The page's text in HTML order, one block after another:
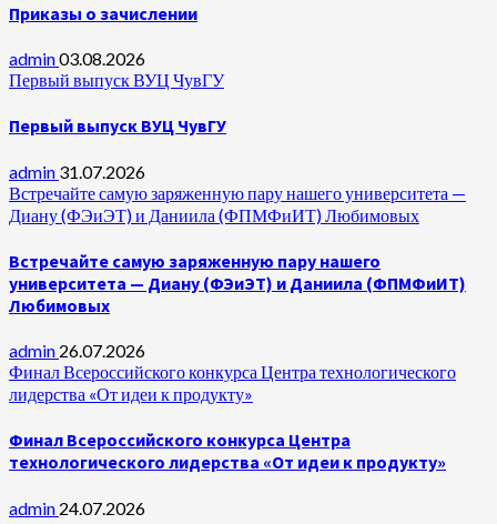
Приказы о зачислении
admin03.08.2026
Первый выпуск ВУЦ ЧувГУ
Первый выпуск ВУЦ ЧувГУ
admin 31.07.2026
Встречайте самую заряженную пару нашего университета —
Диану (ФЭиЭТ) и Даниила (ФПМФиИТ) Любимовых
Встречайте самую заряженную пару нашего
университета — Диану (ФЭиЭТ) и Даниила (ФПМФиИТ)
Любимовых
admin 26.07.2026
Финал Всероссийского конкурса Центра технологического
лидерства «От идеи к продукту»
Финал Всероссийского конкурса Центра
технологического лидерства «От идеи к продукту»
admin 24.07.2026